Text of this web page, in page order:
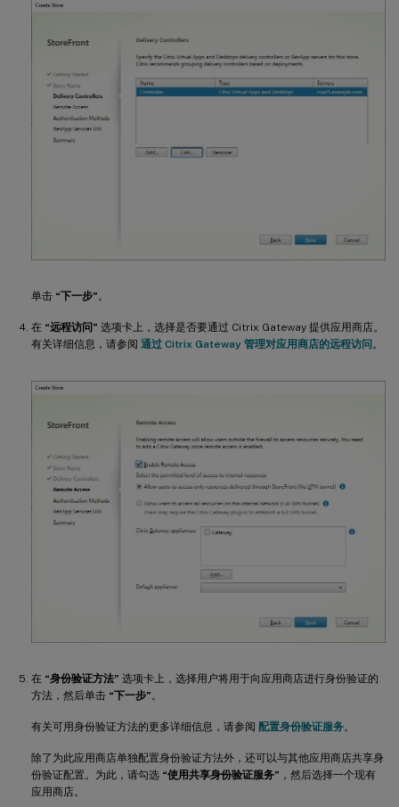
单击 “下一步” 。
在 “远程访问” 选项卡上，选择是否要通过 Citrix Gateway 提供应用商店。
有关详细信息，请参阅 通过 Citrix Gateway 管理对应用商店的远程访问。
在 “身份验证方法” 选项卡上，选择用户将用于向应用商店进行身份验证的
方法，然后单击 “下一步” 。
有关可用身份验证方法的更多详细信息，请参阅 配置身份验证服务。
除了为此应用商店单独配置身份验证方法外，还可以与其他应用商店共享身
份验证配置。为此，请勾选 “使用共享身份验证服务” ，然后选择一个现有
应用商店。